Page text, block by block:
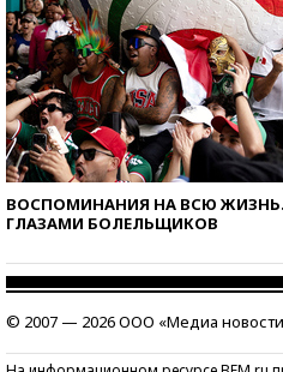
ВОСПОМИНАНИЯ НА ВСЮ
ГЛАЗАМИ БОЛЕЛЬЩИКОВ
© 2007 — 2026 ООО «Медиа